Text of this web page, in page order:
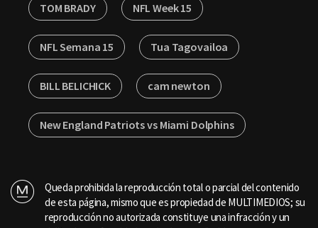
TOM BRADY NFL Week 15
NFL Semana 15 Tua Tagovailoa
BILL BELICHICK cam newton
New England Patriots vs Miami Dolphins
Queda prohibida la reproducción total o parcial del contenido
de esta página, mismo que es propiedad de MULTIMEDIOS; su
reproducción no autorizada constituye una infracción y un